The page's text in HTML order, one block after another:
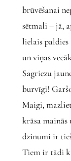
brūvēšanai
sētmali – jā,
lielais
un viņas
Sagriezu
burvīgi!
Maigi,
krāsa mainās
dzinumi ir
Tiem ir tādi